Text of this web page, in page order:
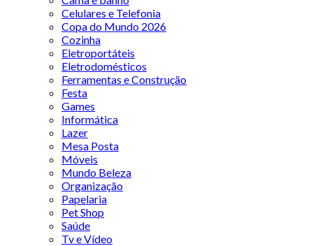
Celulares e Telefonia
Copa do Mundo 2026
Cozinha
Eletroportáteis
Eletrodomésticos
Ferramentas e Construção
Festa
Games
Informática
Lazer
Mesa Posta
Móveis
Mundo Beleza
Organização
Papelaria
Pet Shop
Saúde
Tv e Vídeo